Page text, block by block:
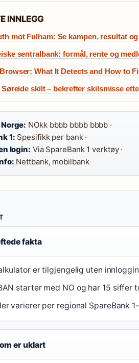
INNLEGG
mot Fulham: Se kampen, resultat
sentralbank: formål, rente og
What It Detects and How to
skilt – bekrefter skilsmisse
NOkk bbbb bbbb bbbb ·
1: Spesifikk per bank ·
login: Via SpareBank 1 verktøy ·
Nettbank, mobilbank
fakta
er tilgjengelig uten
starter med NO og har 15 siffer
varierer per regional SpareBank
er uklart